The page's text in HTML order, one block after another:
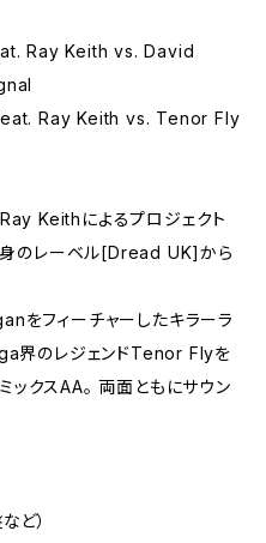
Ray Keith vs. David
Ray Keith vs. Tenor Fly
Keithによるプロジェクト
のレーベル[Dread UK]から
をフィーチャーしたキラーラ
界のレジェンドTenor Flyを
ックスAA。 両面ともにサウン
ど）